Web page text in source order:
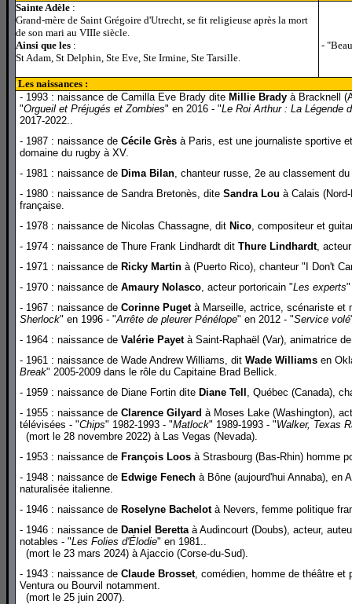
Sainte Adèle :
Grand-mère de Saint Grégoire d'Utrecht, se fit religieuse après la mort
de son mari au VIIIe siècle.
Ainsi que les :
St Adam, St Delphin, Ste Eve, Ste Irmine, Ste Tarsille.
-
lLes naissances :
- 1993 : naissance de Camilla Eve Brady dite Millie Brady à Bracknell
"Orgueil et Préjugés et Zombies" en 2016 - "Le Roi Arthur : La Légende
2017-2022..
- 1987 : naissance de Cécile Grès à Paris, est une journaliste sportive
domaine du rugby à XV.
- 1981 : naissance de Dima Bilan, chanteur russe, 2e au classement
- 1980 : naissance de Sandra Bretonès, dite Sandra Lou à Calais
française.
- 1978 : naissance de Nicolas Chassagne, dit Nico, compositeur et
- 1974 : naissance de Thure Frank Lindhardt dit Thure Lindhardt,
- 1971 : naissance de Ricky Martin à (Puerto Rico), chanteur "I Don't
- 1970 : naissance de Amaury Nolasco, acteur portoricain "Les experts"
- 1967 : naissance de Corinne Pugetà Marseille, actrice, scénariste et
Sherlock" en 1996 - "Arrête de pleurer Pénélope" en 2012 - "Service volé
- 1964 : naissance de Valérie Payetà Saint-Raphaël (Var), animatrice
- 1961 : naissance de Wade Andrew Williams, dit Wade Williams en
Break" 2005-2009 dans le rôle du Capitaine Brad Bellick.
- 1959 : naissance de Diane Fortin dite Diane Tell , Québec (Canada),
- 1955 : naissance de Clarence Gilyard à Moses Lake (Washington),
télévisées - "Chips" 1982-1993 - "Matlock" 1989-1993 - "Walker, Texas
(mort le 28 novembre 2022) à Las Vegas (Nevada).
- 1953 : naissance de François Loos à Strasbourg (Bas-Rhin) homme
- 1948 : naissance de Edwige Fenech à Bône (aujourd'hui Annaba), en
naturalisée italienne.
- 1946 : naissance de Roselyne Bachelotà Nevers, femme politique
- 1946 : naissance de Daniel Berettaà Audincourt (Doubs), acteur,
notables - "Les Folies d'Élodie" en 1981..
(mort le 23 mars 2024) à Ajaccio (Corse-du-Sud).
- 1943 : naissance de Claude Brosset, comédien, homme de théâtre et
Ventura ou Bourvil notamment.
(mort le 25 juin 2007).